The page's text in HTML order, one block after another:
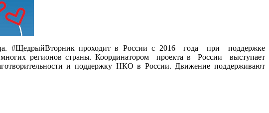
#ЩедрыйВторник проходит в России с 2016 года при поддержке
регионов страны. Координатором проекта в России выступает
и поддержку НКО в России. Движение поддерживают